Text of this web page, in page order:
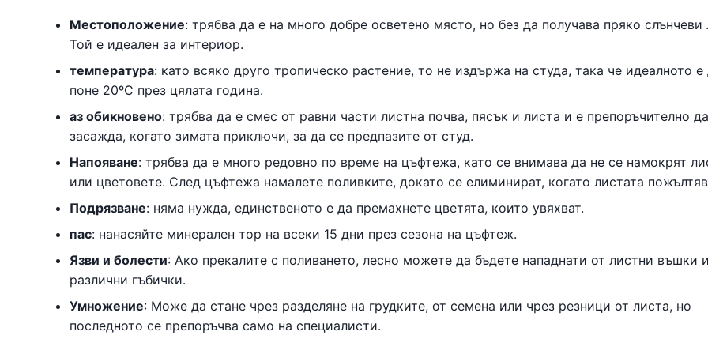
Местоположение: трябва да е на много добре осветено място, но без да получава пряко слънчеви
Той е идеален за интериор.
температура: като всяко друго тропическо растение, то не издържа на студа, така че идеалното е
поне 20ºC през цялата година.
аз обикновено: трябва да е смес от равни части листна почва, пясък и листа и е препоръчително
засажда, когато зимата приключи, за да се предпазите от студ.
Напояване: трябва да е много редовно по време на цъфтежа, като се внимава да не се намокрят
или цветовете. След цъфтежа намалете поливките, докато се елиминират, когато листата
Подрязване: няма нужда, единственото е да премахнете цветята, които увяхват.
пас: нанасяйте минерален тор на всеки 15 дни през сезона на цъфтеж.
Язви и болести: Ако прекалите с поливането, лесно можете да бъдете нападнати от листни въшки и
различни гъбички.
Умножение: Може да стане чрез разделяне на грудките, от семена или чрез резници от листа, но
последното се препоръчва само на специалисти.